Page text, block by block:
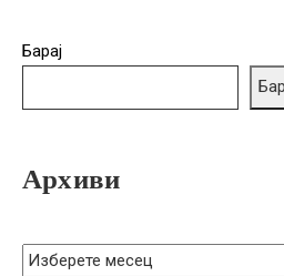
Барај
Архиви